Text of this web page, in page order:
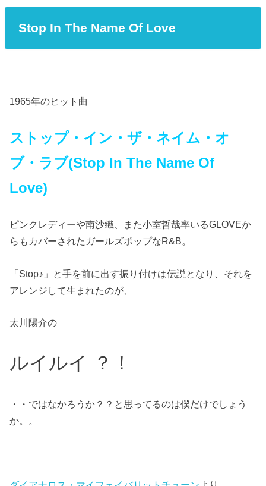
Stop In The Name Of Love
1965年のヒット曲
ストップ・イン・ザ・ネイム・オ
ブ・ラブ(Stop In The Name Of
Love)
ピンクレディーや南沙織、また小室哲哉率いるGLOVEか
らもカバーされたガールズポップなR&B。
「Stop♪」と手を前に出す振り付けは伝説となり、それを
アレンジして生まれたのが、
太川陽介の
ルイルイ ？！
・・ではなかろうか？？と思ってるのは僕だけでしょう
か。。